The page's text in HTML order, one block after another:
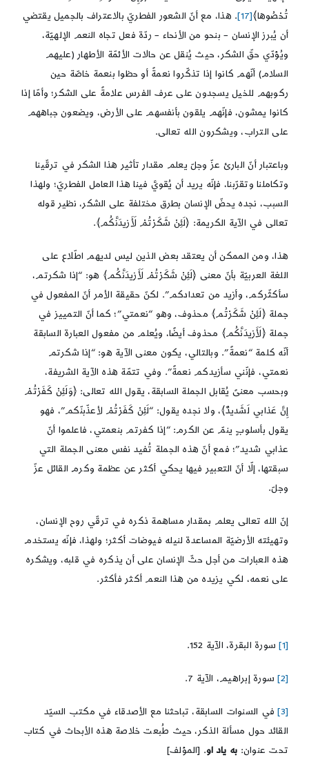
تُحْصُوها﴾[17]
. هذا، مع أنّ الشعور الفطريّ بالاعتراف بالجميل يقتضي
أن يُبرز الإنسان – بنحو من الأنحاء – ردّة فعل تجاه النعم الإلهيّة،
ويُؤدّي حقّ الشكر، حيث يُنقل عن حالات الأئمّة الأطهار (عليهم
السلام) أنّهم كانوا إذا تذكّروا نعمةً أو حظوا بنعمة خاصّة حين
ركوبهم للخيل يسجدون على عرف الفرس علامةً على الشكر؛ وأمّا إذا
كانوا يمشون، فإنّهم يلقون بأنفسهم على الأرض، ويضعون جباههم
على التراب، ويشكرون الله تعالى.
وباعتبار أنّ البارئ عزّ وجلّ يعلم مقدار تأثير هذا الشكر في ترقّينا
وتكاملنا وتقرّبنا، فإنّه يريد أن يُقويَّ فينا هذا العامل الفطريّ؛ ولهذا
السبب، نجده يحضّ الإنسان بطرق مختلفة على الشكر، نظير قوله
تعالى في الآية الكريمة: ﴿لَئِنْ شَكَرْتُمْ لَأَزيدَنَّكُم‏﴾.
هذا، ومن الممكن أن يعتقد بعض الذين ليس لديهم اطّلاع على
اللغة العربيّة بأنّ معنى ﴿لَئِنْ شَكَرْتُمْ لَأَزيدَنَّكُم‏﴾ هو: “إذا شكرتم،
سأكثّركم، وأزيد من تعدادكم”. لكنّ حقيقة الأمر أنّ المفعول في
جملة ﴿لَئِنْ شَكَرْتُم﴾ محذوف، وهو “نعمتي”؛ كما أنّ التمييز في
جملة ﴿لَأَزيدَنَّكُم‏﴾ محذوف أيضًا، ويُعلم من مفعول العبارة السابقة
أنّه كلمة “نعمةً”. وبالتالي، يكون معنى الآية هو: “إذا شكرتم
نعمتي، فإنّني سأزيدكم نعمةً”. وفي تتمّة هذه الآية الشريفة،
وبحسب معنىً يُقابل الجملة السابقة، يقول الله تعالى: ﴿وَلَئِنْ كَفَرْتُمْ
إِنَّ عَذابي‏ لَشَديدٌ﴾، ولا نجده يقول: “لَئِنْ كَفَرْتُمْ لأعذّبنّكم”، فهو
يقول بأسلوبٍ ينمّ عن الكرم: “إذا كفرتم بنعمتي، فاعلموا أنّ
عذابي شديد”؛ فمع أنّ هذه الجملة تُفيد نفس معنى الجملة التي
سبقتها، إلّا أنّ التعبير فيها يحكي أكثر عن عظمة وكرم القائل عزّ
وجلّ.
إنّ الله تعالى يعلم بمقدار مساهمة ذكره في ترقّي روح الإنسان،
وتهيئته الأرضيّة المساعدة لنيله فيوضات أكثر؛ ولهذا، فإنّه يستخدم
هذه العبارات من أجل حثّ الإنسان على أن يذكره في قلبه، ويشكره
على نعمه، لكي يزيده من هذا النعم أكثر فأكثر.
[1] سورة البقرة، الآية 152.
[2] سورة إبراهيم، الآية 7.
[3]
في السنوات السابقة، تباحثنا مع الأصدقاء في مكتب السيّد
القائد حول مسألة الذكر، حيث طُبعت خلاصة هذه الأبحاث في كتاب
تحت عنوان: به ياد او. [المؤلف]